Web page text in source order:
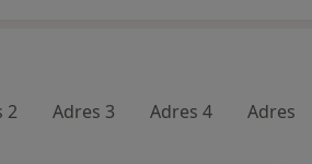
2 Adres 3 Adres 4 Adres 5